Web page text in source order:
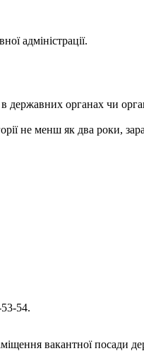
адміністрації.
державних органах чи
не менш як два роки,
54.
вакантної посади